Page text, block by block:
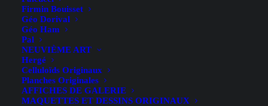
Firmin Bouisset
Géo Dorival
Géo Ham
Pal
NEUVIÈME ART
Hergé
Celluloïds Originaux
Planches Originales
AFFICHES DE GALERIE
MAQUETTES ET DESSINS ORIGINAUX
Découvrez et composez votre collection d'affiches
originales sur le thème du théâtre.
L'Atelier Quillet peut également vous proposer
pose sur châssis, encadrement ou caisse
américaine pour mettre en valeur vos achats (
la section encadrement